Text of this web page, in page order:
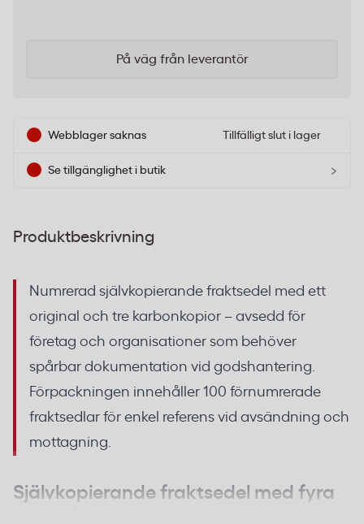
På väg från leverantör
Webblager saknas Tillfälligt slut i lager
Se tillgänglighet i butik ›
Produktbeskrivning
Numrerad självkopierande fraktsedel med ett
original och tre karbonkopior – avsedd för
företag och organisationer som behöver
spårbar dokumentation vid godshantering.
Förpackningen innehåller 100 förnumrerade
fraktsedlar för enkel referens vid avsändning och
mottagning.
Självkopierande fraktsedel med fyra